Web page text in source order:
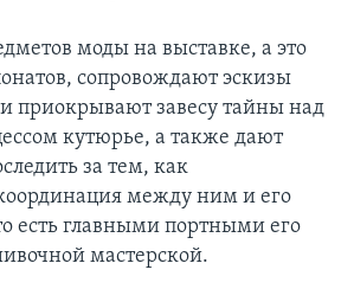
моды на выставке, а это
сопровождают эскизы
приокрывают завесу тайны над
кутюрье, а также дают
за тем, как
между ним и его
есть главными портными его
мастерской.